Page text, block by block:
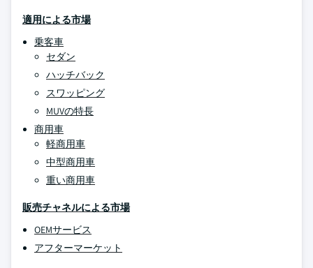
適用による市場
乗客車
セダン
ハッチバック
スワッピング
MUVの特長
商用車
軽商用車
中型商用車
重い商用車
販売チャネルによる市場
OEMサービス
アフターマーケット